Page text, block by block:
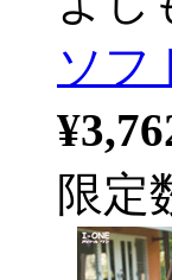
ソフ
限定